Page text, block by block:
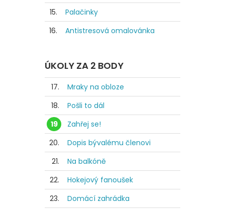
15.
Palačinky
16.
Antistresová omalovánka
ÚKOLY ZA 2 BODY
17.
Mraky na obloze
18.
Pošli to dál
19
Zahřej se!
20.
Dopis bývalému členovi
21.
Na balkóně
22.
Hokejový fanoušek
23.
Domácí zahrádka